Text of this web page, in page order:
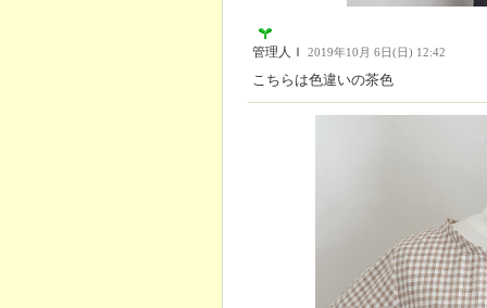
管理人Ｉ 2019年10月 6日(日) 12:42
こちらは色違いの茶色